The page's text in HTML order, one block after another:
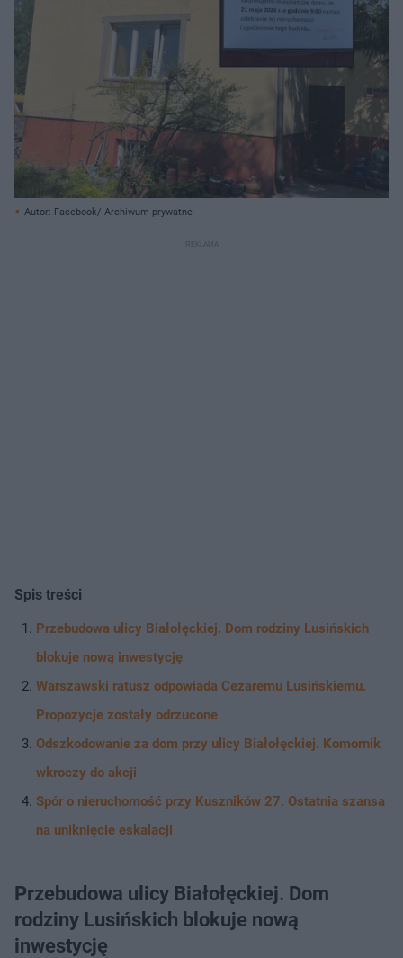
Autor: Facebook/ Archiwum prywatne
Spis treści
Przebudowa ulicy Białołęckiej. Dom rodziny Lusińskich
blokuje nową inwestycję
Warszawski ratusz odpowiada Cezaremu Lusińskiemu.
Propozycje zostały odrzucone
Odszkodowanie za dom przy ulicy Białołęckiej. Komornik
wkroczy do akcji
Spór o nieruchomość przy Kuszników 27. Ostatnia szansa
na uniknięcie eskalacji
Przebudowa ulicy Białołęckiej. Dom
rodziny Lusińskich blokuje nową
inwestycję